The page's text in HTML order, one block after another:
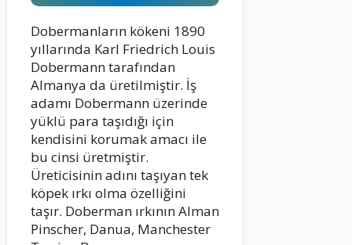
Dobermanların kökeni 1890
yıllarında Karl Friedrich Louis
Dobermann tarafından
Almanya da üretilmiştir. İş
adamı Dobermann üzerinde
yüklü para taşıdığı için
kendisini korumak amacı ile
bu cinsi üretmiştir.
Üreticisinin adını taşıyan tek
köpek ırkı olma özelliğini
taşır. Doberman ırkının Alman
Pinscher, Danua, Manchester